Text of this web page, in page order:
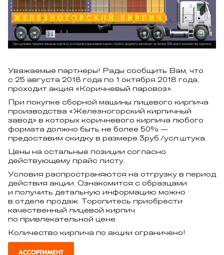
Уважаемые партнеры! Рады сообщить Вам, что
с 25 августа 2018 года по 1 октября 2018 года,
проходит акция «Коричневый паровоз».
При покупке сборной машины лицевого кирпича
производства «Железногорский кирпичный
завод» в которых коричневого кирпича любого
формата должно быть не более 50% —
предоставим скидку в размере 3руб./усл.штука.
Цены на остальные позиции согласно
действующему прайс листу.
Условия распространяются на отгрузку в период
действия акции. Ознакомится с образцами
и получить детальную информацию можно
в отделе продаж. Торопитесь приобрести
качественный лицевой кирпич
по привлекательной цене.
Количество кирпича по акции ограничено!